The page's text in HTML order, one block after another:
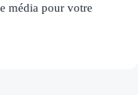
média pour votre